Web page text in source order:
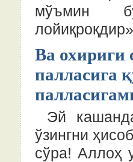
мўъмин
Ва охириги
палласига
Эй
ўзингни
сўра! Аллоҳ